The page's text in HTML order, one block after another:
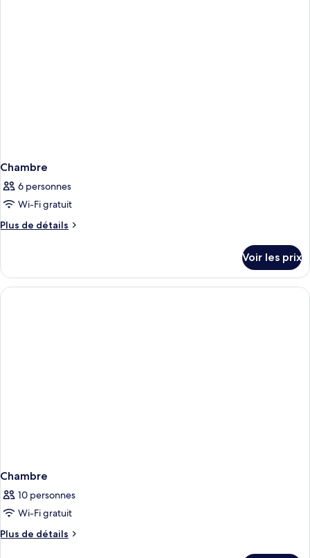
Chambre
6 personnes
Wi-Fi gratuit
Plus de détails
Plus
le
type
de
Voir les prix
Chambre
10 personnes
Wi-Fi gratuit
Plus de détails
Plus